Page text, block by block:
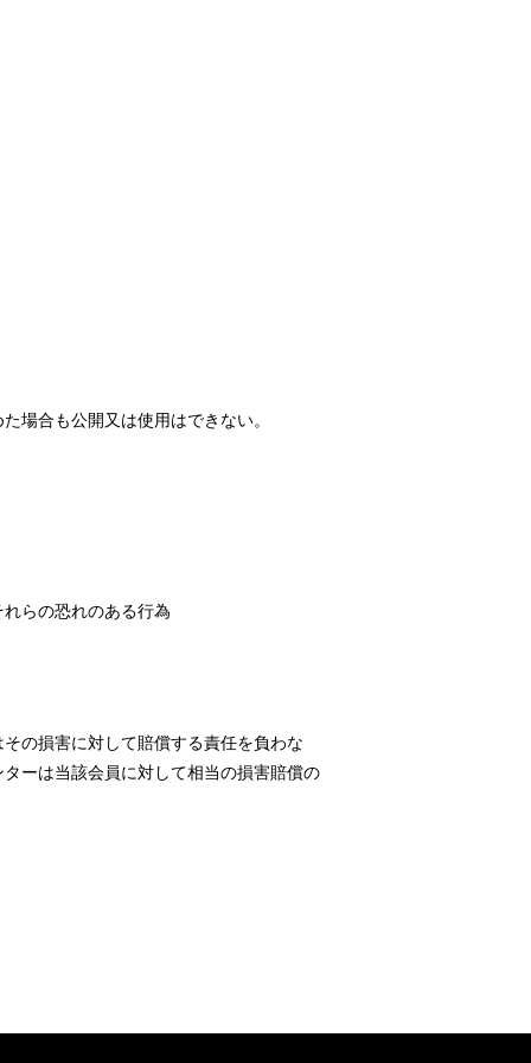
場合も公開又は使用はできない。
らの恐れのある行為
の損害に対して賠償する責任を負わな
ーは当該会員に対して相当の損害賠償の